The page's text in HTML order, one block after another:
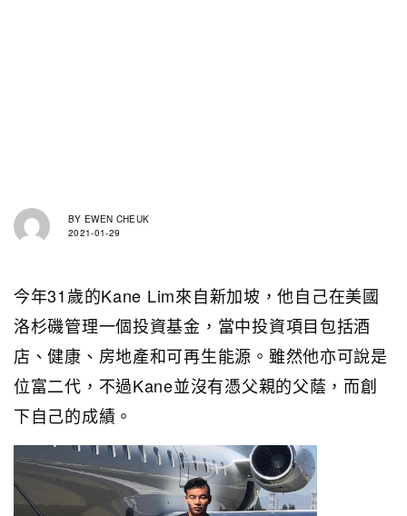
BY EWEN CHEUK
2021-01-29
今年31歲的Kane Lim來自新加坡，他自己在美國
洛杉磯管理一個投資基金，當中投資項目包括酒
店、健康、房地產和可再生能源。雖然他亦可說是
位富二代，不過Kane並沒有憑父親的父蔭，而創
下自己的成績。